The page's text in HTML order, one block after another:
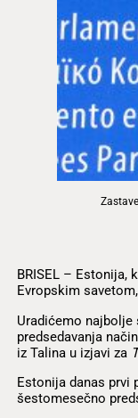
BRISEL – Estonija,
Evropskim
Uradićemo
predsedavanja
iz Talina u izjavi za
Estonija danas prvi
šestomesečno